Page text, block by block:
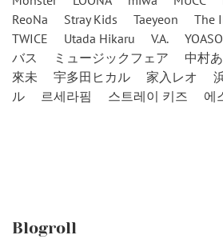
ReoNa
Stray Kids Taeyeon
The
TWICE
Utada Hikaru V.A.
バス
ミュージックフェア 中村
來未
宇多田ヒカル 家入レオ
ル
르세라핌 스트레이 키즈 에
Blogroll